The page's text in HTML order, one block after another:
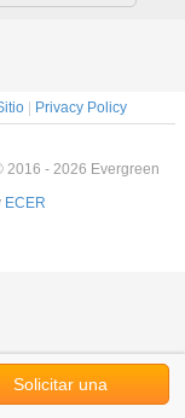
Solicitar una
|
Privacy Policy
2016 - 2026 Evergreen
ECER